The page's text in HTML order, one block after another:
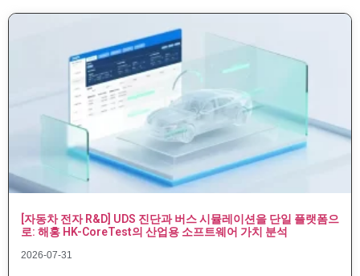
[자동차 전자 R&D] UDS 진단과 버스 시뮬레이션을 단일 플랫폼으
로: 해홍 HK-CoreTest의 산업용 소프트웨어 가치 분석
2026-07-31